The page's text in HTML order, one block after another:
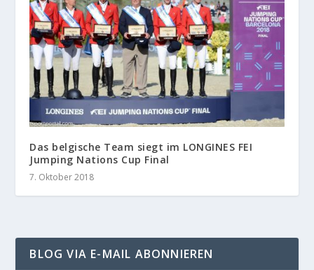
Das belgische Team siegt im LONGINES FEI
Jumping Nations Cup Final
7. Oktober 2018
BLOG VIA E-MAIL ABONNIEREN